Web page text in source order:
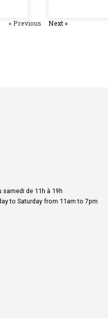
« Previous Next »
samedi de 11h à 19h
to Saturday from 11am to 7pm